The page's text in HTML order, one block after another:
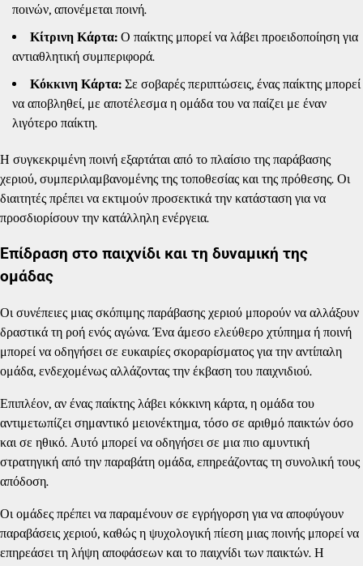
ποινών, απονέμεται ποινή.
Κίτρινη Κάρτα: Ο παίκτης μπορεί να λάβει προειδοποίηση για
αντιαθλητική συμπεριφορά.
Κόκκινη Κάρτα: Σε σοβαρές περιπτώσεις, ένας παίκτης μπορεί
να αποβληθεί, με αποτέλεσμα η ομάδα του να παίζει με έναν
λιγότερο παίκτη.
Η συγκεκριμένη ποινή εξαρτάται από το πλαίσιο της παράβασης
χεριού, συμπεριλαμβανομένης της τοποθεσίας και της πρόθεσης. Οι
διαιτητές πρέπει να εκτιμούν προσεκτικά την κατάσταση για να
προσδιορίσουν την κατάλληλη ενέργεια.
Επίδραση στο παιχνίδι και τη δυναμική της
ομάδας
Οι συνέπειες μιας σκόπιμης παράβασης χεριού μπορούν να αλλάξουν
δραστικά τη ροή ενός αγώνα. Ένα άμεσο ελεύθερο χτύπημα ή ποινή
μπορεί να οδηγήσει σε ευκαιρίες σκοραρίσματος για την αντίπαλη
ομάδα, ενδεχομένως αλλάζοντας την έκβαση του παιχνιδιού.
Επιπλέον, αν ένας παίκτης λάβει κόκκινη κάρτα, η ομάδα του
αντιμετωπίζει σημαντικό μειονέκτημα, τόσο σε αριθμό παικτών όσο
και σε ηθικό. Αυτό μπορεί να οδηγήσει σε μια πιο αμυντική
στρατηγική από την παραβάτη ομάδα, επηρεάζοντας τη συνολική τους
απόδοση.
Οι ομάδες πρέπει να παραμένουν σε εγρήγορση για να αποφύγουν
παραβάσεις χεριού, καθώς η ψυχολογική πίεση μιας ποινής μπορεί να
επηρεάσει τη λήψη αποφάσεων και το παιχνίδι των παικτών. Η